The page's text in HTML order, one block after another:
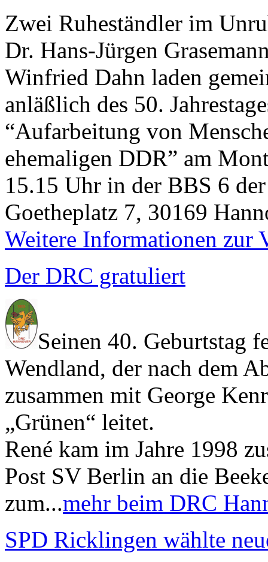
Zwei Ruheständler im
Dr. Hans-Jürgen
Winfried Dahn laden
anläßlich des 50.
“Aufarbeitung von
ehemaligen DDR” am
15.15 Uhr in der BBS 6
Goetheplatz 7, 30169
Weitere Informationen zur
Der DRC gratuliert
Seinen 40. Geburtstag
Wendland, der nach dem
zusammen mit George
„Grünen“ leitet.
René kam im Jahre 1998
Post SV Berlin an die
zum...mehr beim DRC
SPD Ricklingen wählte